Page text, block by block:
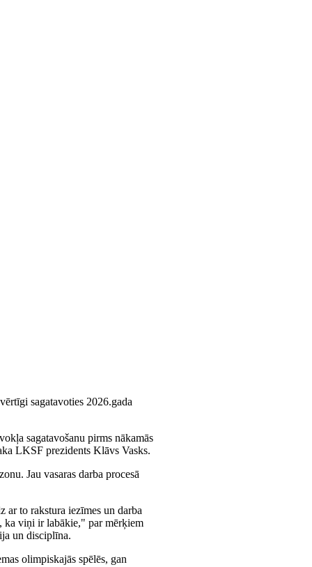
sagatavoties 2026.gada
sagatavošanu pirms nākamās
LKSF prezidents Klāvs Vasks.
Jau vasaras darba procesā
to rakstura iezīmes un darba
ka viņi ir labākie," par mērķiem
un disciplīna.
olimpiskajās spēlēs, gan